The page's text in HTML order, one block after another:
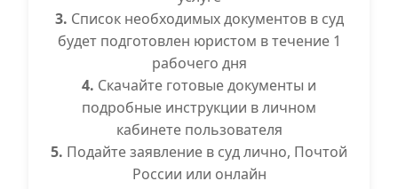
3. Список необходимых документов в суд
будет подготовлен юристом в течение 1
рабочего дня
4. Скачайте готовые документы и
подробные инструкции в личном
кабинете пользователя
5. Подайте заявление в суд лично, Почтой
России или онлайн